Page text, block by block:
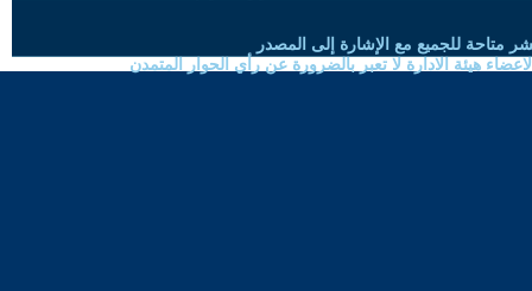
متاحة للجميع مع الإشارة إلى المصدر
هيئة الادارة لا تعبر بالضرورة عن رأي الحوار المتمدن